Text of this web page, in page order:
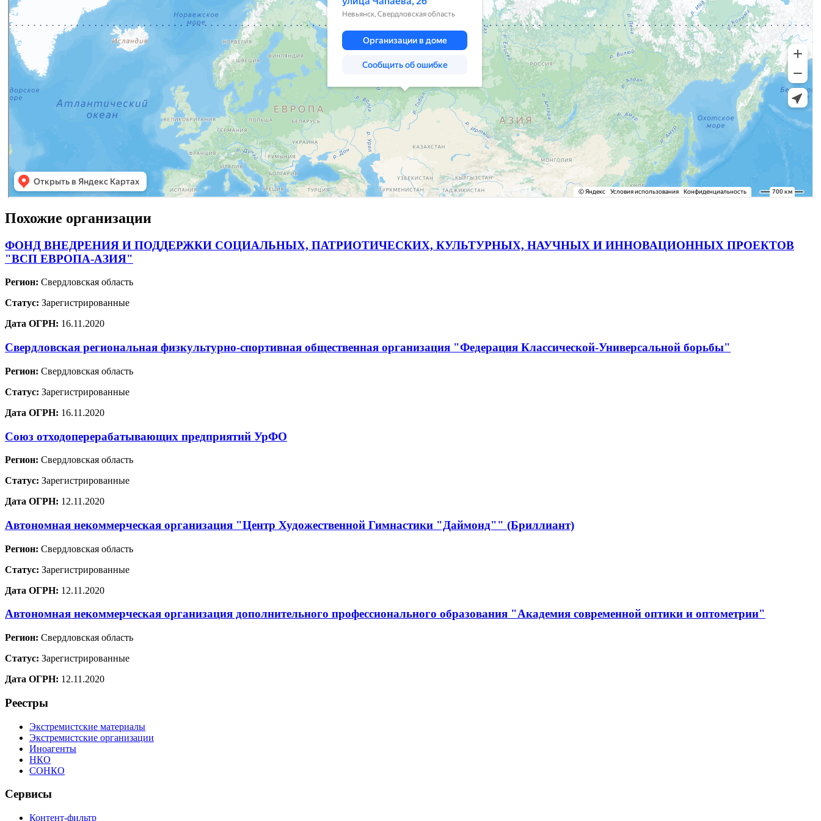
Похожие организации
ФОНД ВНЕДРЕНИЯ И ПОДДЕРЖКИ СОЦИАЛЬНЫХ, ПАТРИОТИЧЕСКИХ, КУЛЬТУРНЫХ, НАУЧНЫХ И ИННОВАЦИОННЫХ ПРОЕКТОВ
"ВСП ЕВРОПА-АЗИЯ"
Регион: Свердловская область
Статус: Зарегистрированные
Дата ОГРН: 16.11.2020
Свердловская региональная физкультурно-спортивная общественная организация "Федерация Классической-Универсальной борьбы"
Регион: Свердловская область
Статус: Зарегистрированные
Дата ОГРН: 16.11.2020
Союз отходоперерабатывающих предприятий УрФО
Регион: Свердловская область
Статус: Зарегистрированные
Дата ОГРН: 12.11.2020
Автономная некоммерческая организация "Центр Художественной Гимнастики "Даймонд"" (Бриллиант)
Регион: Свердловская область
Статус: Зарегистрированные
Дата ОГРН: 12.11.2020
Автономная некоммерческая организация дополнительного профессионального образования "Академия современной оптики и оптометрии"
Регион: Свердловская область
Статус: Зарегистрированные
Дата ОГРН: 12.11.2020
Реестры
Экстремистские материалы
Экстремистские организации
Иноагенты
НКО
СОНКО
Сервисы
Контент-фильтр